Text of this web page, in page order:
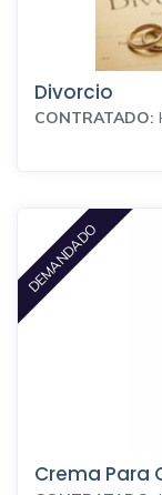
Divorcio
CONTRATADO:
DEMANDADO
Crema Para